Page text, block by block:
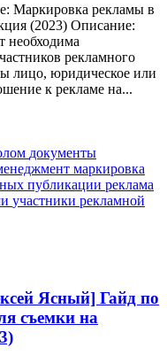
Маркировка рекламы в
(2023) Описание:
необходима
рекламного
лицо, юридическое или
к рекламе на...
документы
маркировка
публикации реклама
участники рекламной
Ясный] Гайд по
съемки на